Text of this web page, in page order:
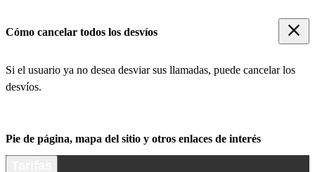
Cómo cancelar todos los desvíos
Si el usuario ya no desea desviar sus llamadas, puede cancelar los
desvíos.
Pie de página, mapa del sitio y otros enlaces de interés